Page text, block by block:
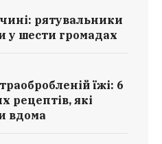
рятувальники
у шести громадах
їжі: 6
рецептів, які
вдома